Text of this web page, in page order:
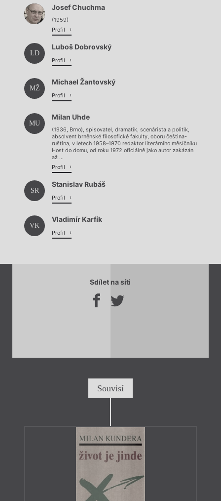
Josef Chuchma
(1959)
Profil
LD
Luboš Dobrovský
Profil
MŽ
Michael Žantovský
Profil
MU
Milan Uhde
(1936, Brno), spisovatel, dramatik, scenárista a politik,
absolvent brněnské filosofické fakulty, oboru čeština-
ruština, v letech 1958–1970 redaktor literárního měsíčníku
Host do domu, od roku 1972 oficiálně jako autor zakázán
až ...
Profil
SR
Stanislav Rubáš
Profil
VK
Vladimír Karfík
Profil
Sdílet na síti
Souvisí